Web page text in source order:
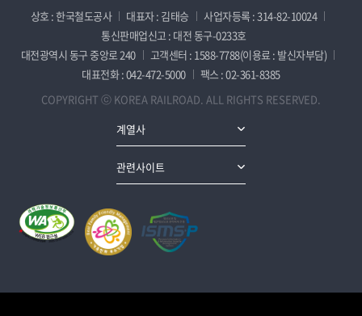
상호 : 한국철도공사 대표자 : 김태승
사업자등록 : 314-82-10024
통신판매업신고 : 대전 동구-0233호
대전광역시 동구 중앙로 240
고객센터 : 1588-7788(이용료 : 발신자부담)
대표전화 : 042-472-5000
팩스 : 02-361-8385
COPYRIGHT ⓒ KOREA RAILROAD. ALL RIGHTS RESERVED.
계열사
관련사이트